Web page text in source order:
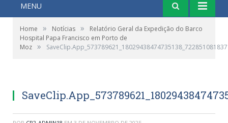
MENU
Home » Notícias »
Relatório Geral da Expedição do Barco
Hospital Papa Francisco em Porto de
Moz »